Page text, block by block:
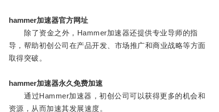
hammer加速器官方网址
除了资金之外，Hammer加速器还提供专业导师的指
导，帮助初创公司在产品开发、市场推广和商业战略等方面
取得突破。
hammer加速器永久免费加速
通过Hammer加速器，初创公司可以获得更多的机会和
资源，从而加速其发展速度。